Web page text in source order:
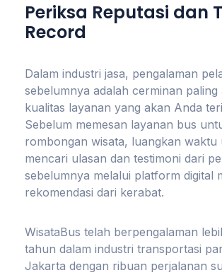
Periksa Reputasi dan
Record
Dalam industri jasa, pengalaman
sebelumnya adalah cerminan paling
kualitas layanan yang akan Anda
Sebelum memesan layanan bus
rombongan wisata, luangkan waktu
mencari ulasan dan testimoni dari
sebelumnya melalui platform digital
rekomendasi dari kerabat.
WisataBus telah berpengalaman
tahun dalam industri transportasi
Jakarta dengan ribuan perjalanan